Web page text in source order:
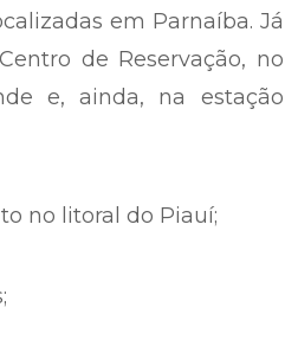
em Parnaíba. Já
de Reservação, no
e, ainda, na estação
no litoral do Piauí;